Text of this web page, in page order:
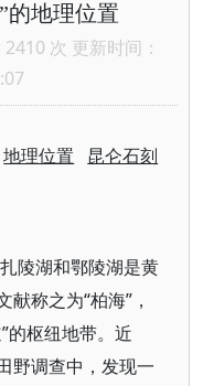
的地理位置
次 更新时间：
地理位置 昆仑石刻
陵湖和鄂陵湖是黄
称之为“柏海”，
的枢纽地带。近
野调查中，发现一